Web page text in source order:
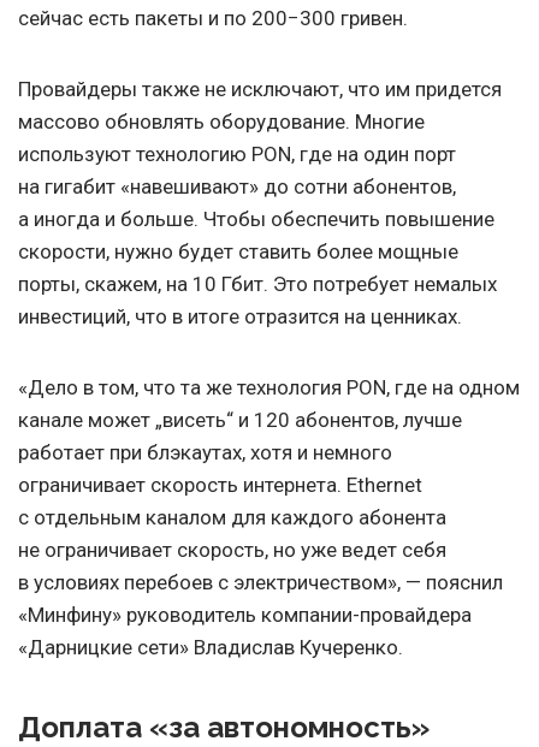
сейчас есть пакеты и по 200−300 гривен.
Провайдеры также не исключают, что им придется
массово обновлять оборудование. Многие
используют технологию PON, где на один порт
на гигабит «навешивают» до сотни абонентов,
а иногда и больше. Чтобы обеспечить повышение
скорости, нужно будет ставить более мощные
порты, скажем, на 10 Гбит. Это потребует немалых
инвестиций, что в итоге отразится на ценниках.
«Дело в том, что та же технология PON, где на одном
канале может „висеть“ и 120 абонентов, лучше
работает при блэкаутах, хотя и немного
ограничивает скорость интернета. Ethernet
с отдельным каналом для каждого абонента
не ограничивает скорость, но уже ведет себя
в условиях перебоев с электричеством», — пояснил
«Минфину» руководитель компании-провайдера
«Дарницкие сети» Владислав Кучеренко.
Доплата «за автономность»